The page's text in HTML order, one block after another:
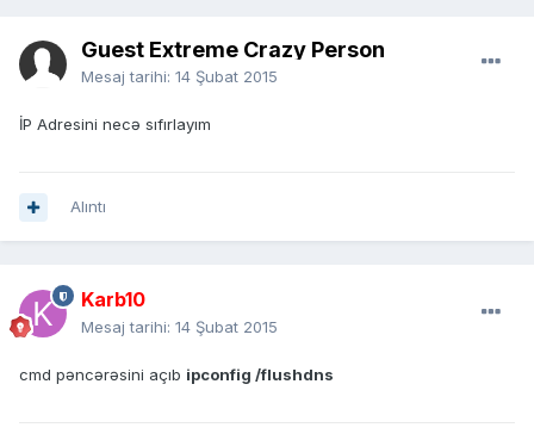
Guest Extreme Crazy Person
Mesaj tarihi: 14 Şubat 2015
İP Adresini necə sıfırlayım
Alıntı
Karb10
Mesaj tarihi: 14 Şubat 2015
cmd pəncərəsini açıb ipconfig /flushdns